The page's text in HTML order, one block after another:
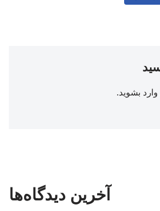
وارد بشوید.
آخرین دیدگاه‌ها